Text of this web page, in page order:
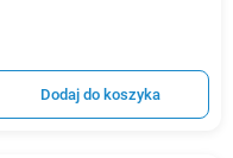
Dodaj do koszyka